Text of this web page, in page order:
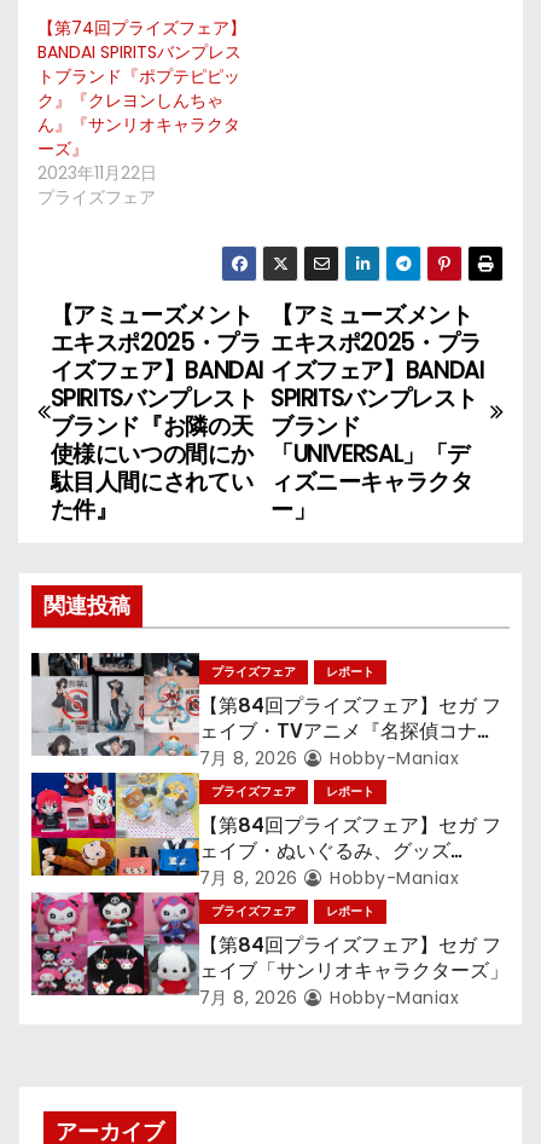
【第74回プライズフェア】
BANDAI SPIRITSバンプレス
トブランド『ポプテピピッ
ク』『クレヨンしんちゃ
ん』『サンリオキャラクタ
ーズ』
2023年11月22日
プライズフェア
投
稿
ナ
ビ
ゲ
ー
シ
ョ
ン
【アミューズメント
エキスポ2025・プラ
イズフェア】BANDAI
SPIRITSバンプレスト
ブランド
「UNIVERSAL」「デ
ィズニーキャラクタ
ー」
【アミューズメント
エキスポ2025・プラ
イズフェア】BANDAI
SPIRITSバンプレスト
ブランド『お隣の天
使様にいつの間にか
駄目人間にされてい
た件』
関連投稿
プライズフェア レポート
【第84回プライズフェア】セガ フ
ェイブ・TVアニメ『名探偵コナ
ン』TVアニメ『呪術廻戦』『〈物
語〉シリーズ』「初音ミク」
7月 8, 2026 Hobby-Maniax
プライズフェア レポート
【第84回プライズフェア】セガ フ
ェイブ・ぬいぐるみ、グッズ
『LiSA』『ミニオン』『おさるの
ジョージ』『ポケットモンスター』
7月 8, 2026 Hobby-Maniax
プライズフェア レポート
【第84回プライズフェア】セガ フ
ェイブ「サンリオキャラクターズ」
7月 8, 2026 Hobby-Maniax
アーカイブ